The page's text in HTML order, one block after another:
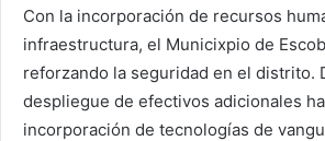
Con la incorporación de recursos
infraestructura, el Municixpio de
reforzando la seguridad en el distrito.
despliegue de efectivos adicionales
incorporación de tecnologías de